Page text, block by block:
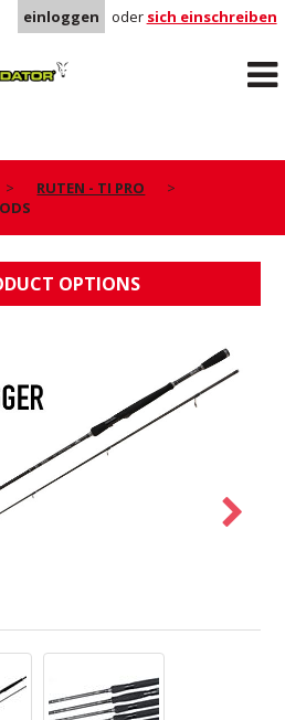
einloggen oder sich einschreiben
RUTEN - TI PRO
OPTIONS